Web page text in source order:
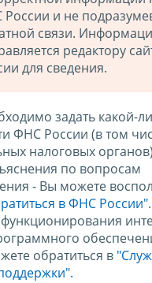
и не
связи.
редактору
для сведения.
задать какой-
ФНС России (в том
налоговых
по вопросам
- Вы можете
в ФНС России".
обратиться в